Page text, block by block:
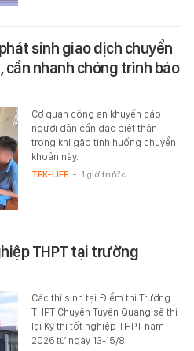
sinh giao dịch chuyển
cần nhanh chóng trình báo
Cơ quan công an khuyến cáo
người dân cần đặc biệt thận
trọng khi gặp tình huống chuyển
khoản này.
TEK-LIFE - 1 giờ trước
THPT tại trường
Các thí sinh tại Điểm thi Trường
THPT Chuyên Tuyên Quang sẽ thi
lại Kỳ thi tốt nghiệp THPT năm
2026 từ ngày 13-15/8.